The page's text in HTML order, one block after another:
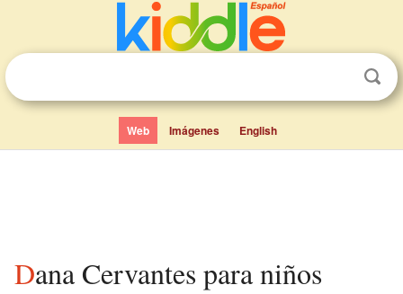
Web Imágenes English
Dana Cervantes para niños